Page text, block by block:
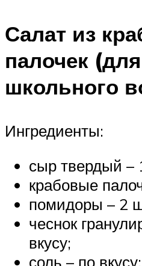
Салат из
палочек
школьного
Ингредиенты:
сыр твердый –
крабовые
помидоры – 2
чеснок
вкусу;
соль – по вкусу;